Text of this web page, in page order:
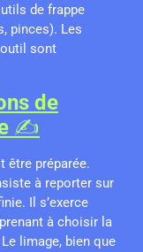
de frappe
pinces). Les
sont
de
✍️
être préparée.
à reporter sur
Il s’exerce
à choisir la
limage, bien que